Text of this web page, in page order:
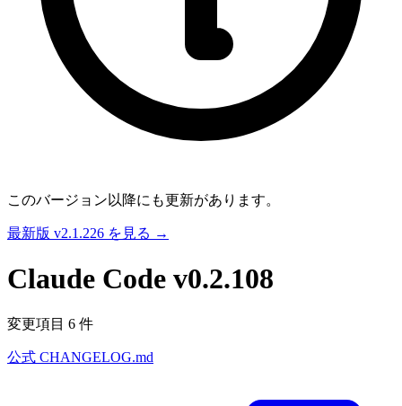
このバージョン以降にも更新があります。
最新版 v2.1.226 を見る →
Claude Code v0.2.108
変更項目 6 件
公式 CHANGELOG.md